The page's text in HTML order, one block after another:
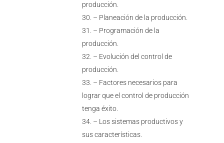
producción.
– Planeación de la producción.
– Programación de la
producción.
– Evolución del control de
producción.
– Factores necesarios para
lograr que el control de producción
tenga éxito.
– Los sistemas productivos y
sus características.